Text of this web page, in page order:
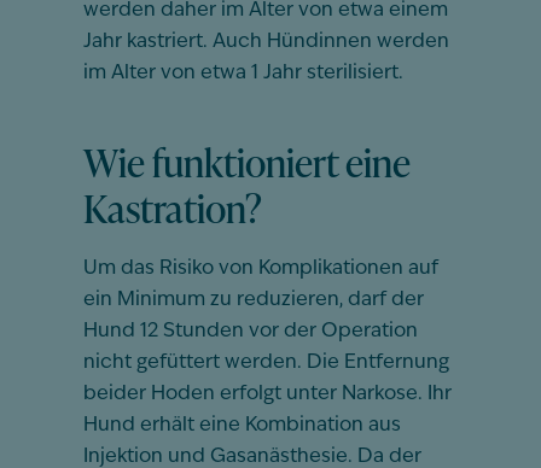
werden daher im Alter von etwa einem
Jahr kastriert. Auch Hündinnen werden
im Alter von etwa 1 Jahr sterilisiert.
Wie funktioniert eine
Kastration?
Um das Risiko von Komplikationen auf
ein Minimum zu reduzieren, darf der
Hund 12 Stunden vor der Operation
nicht gefüttert werden. Die Entfernung
beider Hoden erfolgt unter Narkose. Ihr
Hund erhält eine Kombination aus
Injektion und Gasanästhesie. Da der